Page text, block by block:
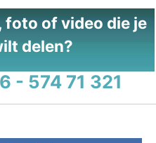
foto of video die je
delen?
- 574 71 321